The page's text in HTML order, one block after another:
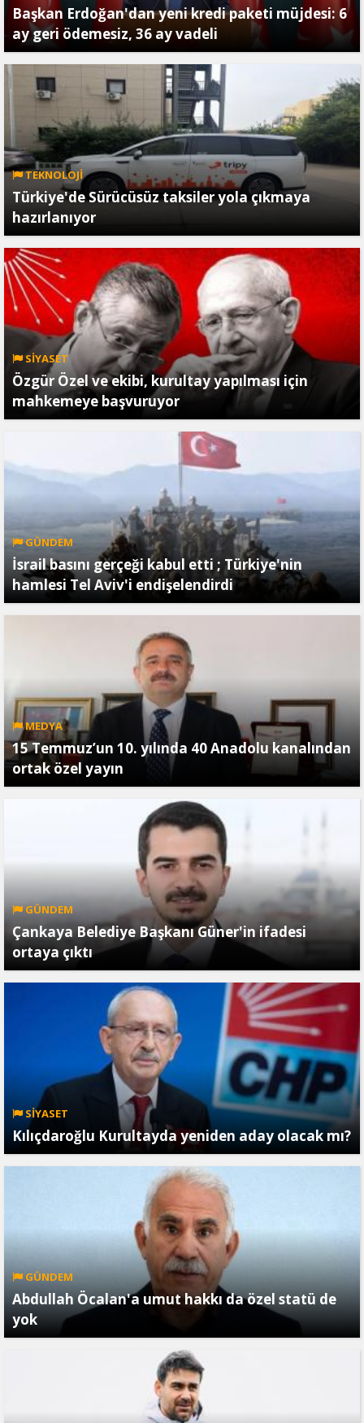
Başkan Erdoğan'dan yeni kredi paketi müjdesi: 6
ay geri ödemesiz, 36 ay vadeli
TEKNOLOJİ
Türkiye'de Sürücüsüz taksiler yola çıkmaya
hazırlanıyor
SİYASET
Özgür Özel ve ekibi, kurultay yapılması için
mahkemeye başvuruyor
GÜNDEM
İsrail basını gerçeği kabul etti ; Türkiye'nin
hamlesi Tel Aviv'i endişelendirdi
MEDYA
15 Temmuz’un 10. yılında 40 Anadolu kanalından
ortak özel yayın
GÜNDEM
Çankaya Belediye Başkanı Güner'in ifadesi
ortaya çıktı
SİYASET
Kılıçdaroğlu Kurultayda yeniden aday olacak mı?
GÜNDEM
Abdullah Öcalan'a umut hakkı da özel statü de
yok